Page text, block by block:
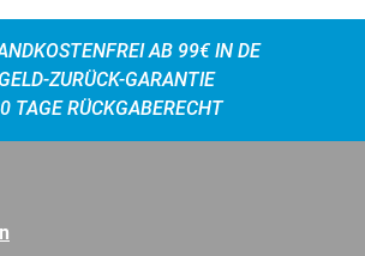
AB 99€ IN DE
ZURÜCK-GARANTIE
TAGE RÜCKGABERECHT